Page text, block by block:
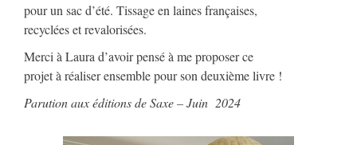
pour un sac d’été. Tissage en laines françaises,
recyclées et revalorisées.
Merci à Laura d’avoir pensé à me proposer ce
projet à réaliser ensemble pour son deuxième livre !
Parution aux éditions de Saxe – Juin 2024